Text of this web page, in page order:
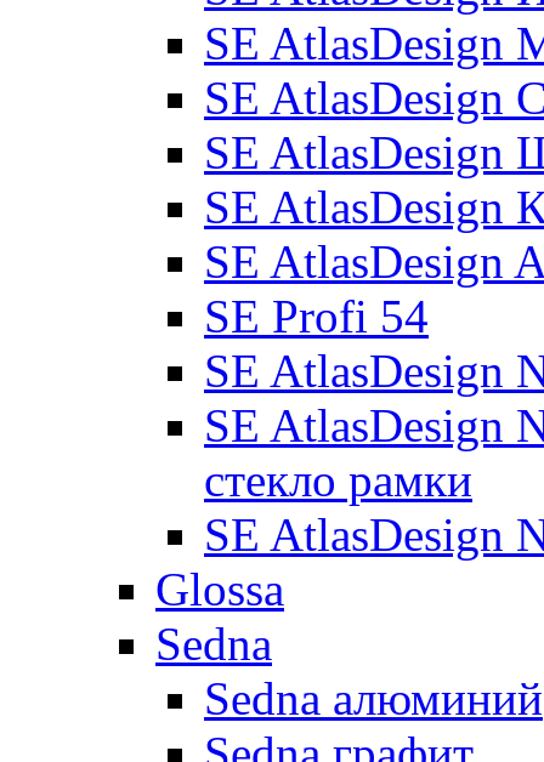
SE AtlasDesign
SE AtlasDesign
SE AtlasDesign
SE AtlasDesign
SE AtlasDesign
SE Profi 54
SE AtlasDesign
SE AtlasDesign
стекло рамки
SE AtlasDesign
Glossa
Sedna
Sedna алюминий